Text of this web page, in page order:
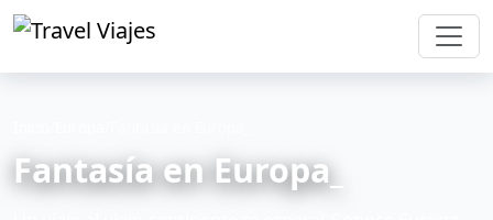
Fantasía en Europa_